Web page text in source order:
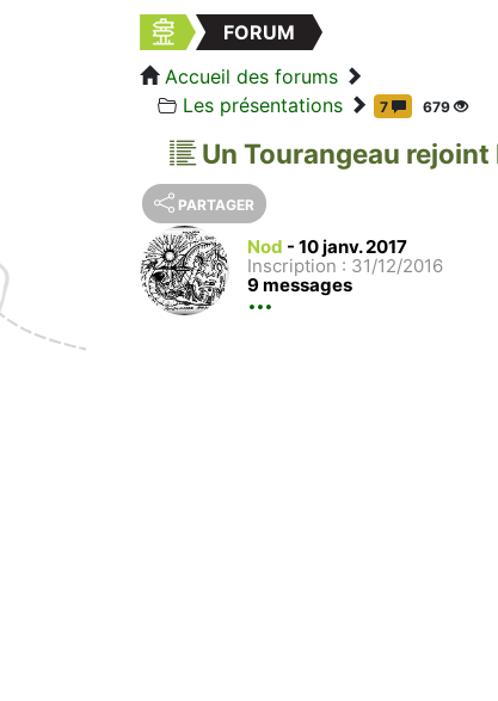
FORUM
Accueil des forums
Les présentations
7 679
Un Tourangeau
PARTAGER
Nod - 10 janv. 2017
Inscription : 31/12/2016
9 messages